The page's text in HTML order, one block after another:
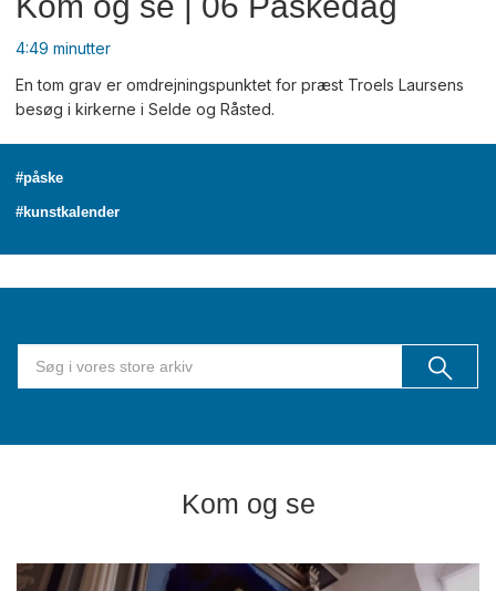
4:49 minutter
En tom grav er omdrejningspunktet for præst Troels Laursens
besøg i kirkerne i Selde og Råsted.
#påske
#kunstkalender
Kom og se